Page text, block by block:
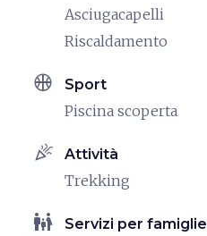
Asciugacapelli
Riscaldamento
sports_basketball Sport
Piscina scoperta
celebration Attività
Trekking
family_restroom Servizi per famiglie